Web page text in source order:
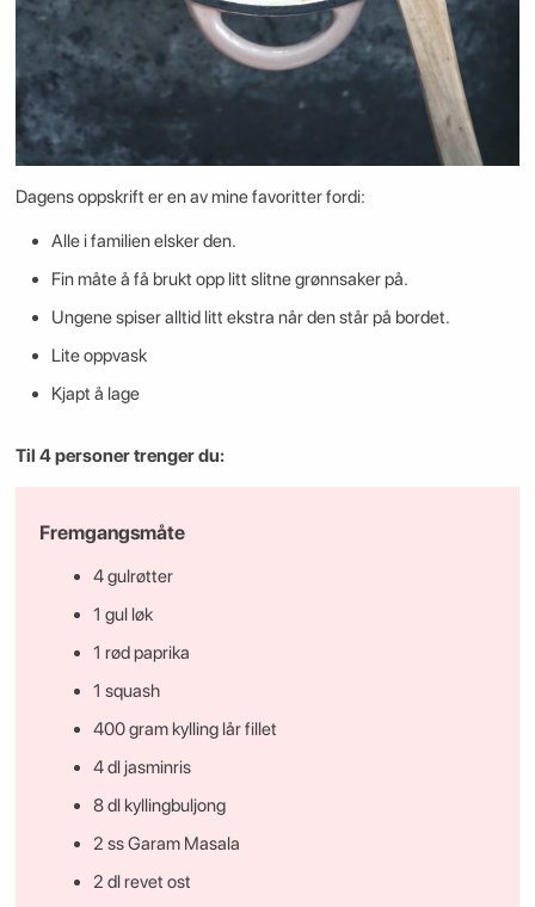
Dagens oppskrift er en av mine favoritter fordi:
Alle i familien elsker den.
Fin måte å få brukt opp litt slitne grønnsaker på.
Ungene spiser alltid litt ekstra når den står på bordet.
Lite oppvask
Kjapt å lage
Til 4 personer trenger du:
Fremgangsmåte
4 gulrøtter
1 gul løk
1 rød paprika
1 squash
400 gram kylling lår fillet
4 dl jasminris
8 dl kyllingbuljong
2 ss Garam Masala
2 dl revet ost